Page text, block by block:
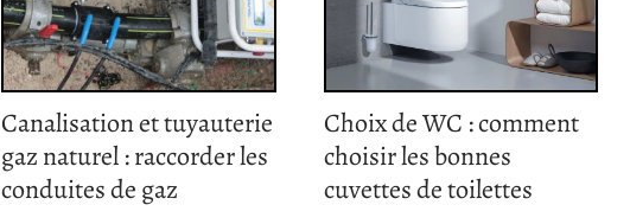
Canalisation et tuyauterie
gaz naturel : raccorder les
conduites de gaz
Choix de WC : comment
choisir les bonnes
cuvettes de toilettes